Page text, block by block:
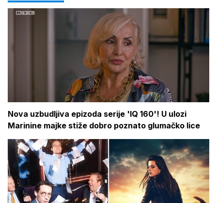
Nova uzbudljiva epizoda serije 'IQ 160'! U ulozi
Marinine majke stiže dobro poznato glumačko lice